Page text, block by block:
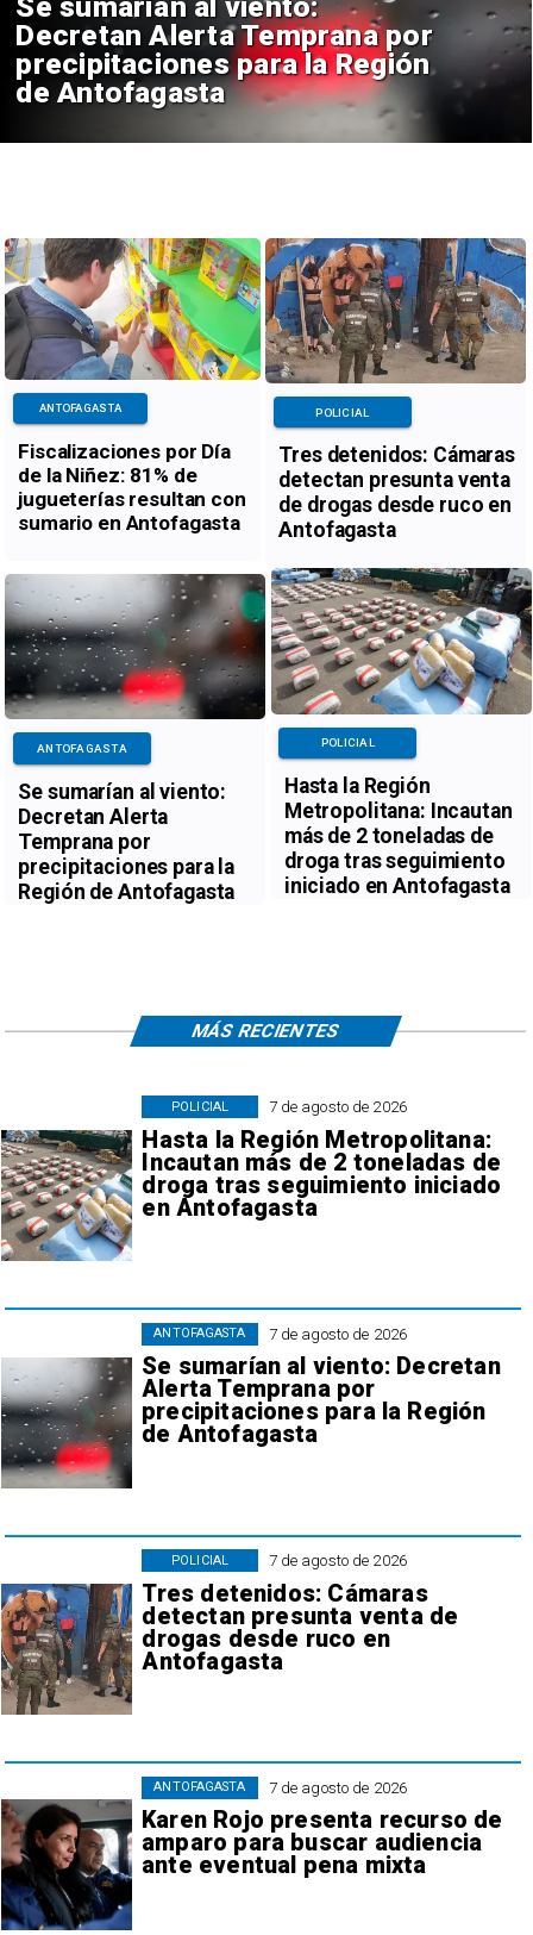
Se sumarían al viento:
Decretan Alerta Temprana por
precipitaciones para la Región
de Antofagasta
Fiscalizaciones por Día
de la Niñez: 81% de
jugueterías resultan con
sumario en Antofagasta
ANTOFAGASTA
Tres detenidos: Cámaras
detectan presunta venta
de drogas desde ruco en
Antofagasta
POLICIAL
Se sumarían al viento:
Decretan Alerta
Temprana por
precipitaciones para la
Región de Antofagasta
ANTOFAGASTA
Hasta la Región
Metropolitana: Incautan
más de 2 toneladas de
droga tras seguimiento
iniciado en Antofagasta
POLICIAL
7 de agosto de 2026
Hasta la Región Metropolitana:
Incautan más de 2 toneladas de
droga tras seguimiento iniciado
en Antofagasta
POLICIAL
7 de agosto de 2026
Se sumarían al viento: Decretan
Alerta Temprana por
precipitaciones para la Región
de Antofagasta
ANTOFAGASTA
7 de agosto de 2026
Tres detenidos: Cámaras
detectan presunta venta de
drogas desde ruco en
Antofagasta
POLICIAL
7 de agosto de 2026
Karen Rojo presenta recurso de
amparo para buscar audiencia
ante eventual pena mixta
ANTOFAGASTA
MÁS RECIENTES